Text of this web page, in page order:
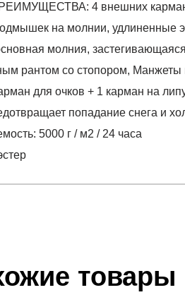
4 внешних
на молнии, удлиненные
молния,
рантом со стопором,
для очков + 1 карман на
попадание снега
5000 г / м2 / 24 часа
JACKETS
0 товары